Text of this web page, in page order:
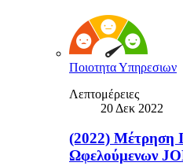
Ποιοτητα Υπηρεσιων
Λεπτομέρειες
20 Δεκ 2022
(2022) Μέτρηση
Ωφελούμενων